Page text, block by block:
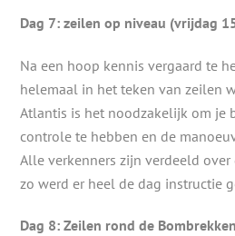
Dag 7: zeilen op niveau (vrijdag
Na een hoop kennis vergaard te
helemaal in het teken van zeilen
Atlantis is het noodzakelijk om je
controle te hebben en de
Alle verkenners zijn verdeeld
zo werd er heel de dag instructie
Dag 8: Zeilen rond de